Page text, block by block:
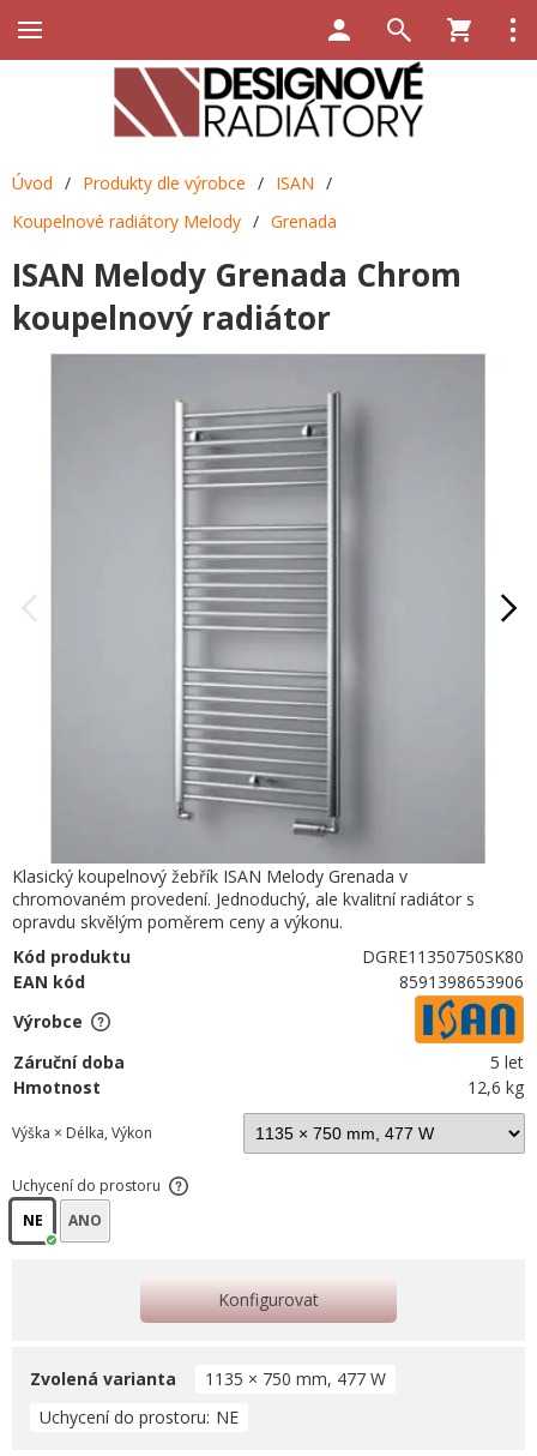
Úvod / Produkty dle výrobce / ISAN /
Koupelnové radiátory Melody / Grenada
ISAN Melody Grenada Chrom
koupelnový radiátor
Klasický koupelnový žebřík ISAN Melody Grenada v
chromovaném provedení. Jednoduchý, ale kvalitní radiátor s
opravdu skvělým poměrem ceny a výkonu.
Kód produktu
DGRE11350750SK80
EAN kód
8591398653906
Výrobce
Záruční doba
5 let
Hmotnost
12,6 kg
Výška × Délka, Výkon
Uchycení do prostoru
NE
ANO
Konfigurovat
Zvolená varianta
1135 × 750 mm, 477 W
Uchycení do prostoru NE